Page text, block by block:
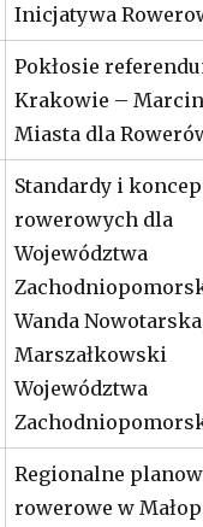
Inicjatywa
Pokłosie
Krakowie – Marcin
Miasta dla
Standardy i
rowerowych dla
Województwa
Wanda
Marszałkowski
Województwa
Regionalne
rowerowe w